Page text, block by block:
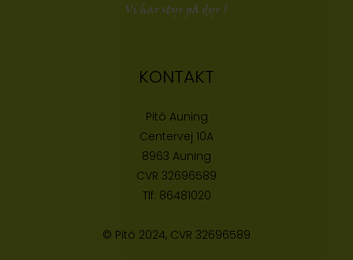
KONTAKT
Pitó Auning
Centervej 10A
8963 Auning
CVR 32696589
Tlf: 86481020
© Pitó 2024, CVR 32696589